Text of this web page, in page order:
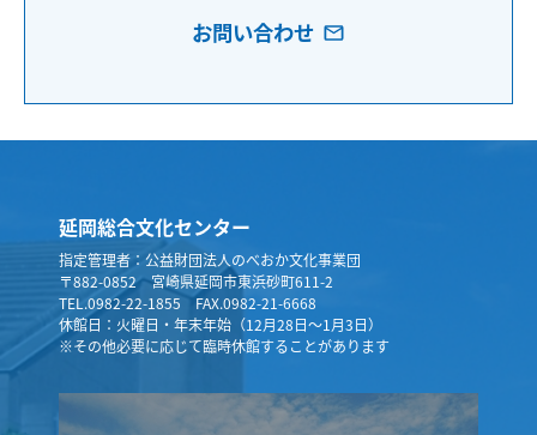
お問い合わせ
延岡総合文化センター
指定管理者：公益財団法人のべおか文化事業団
〒882-0852 宮崎県延岡市東浜砂町611-2
TEL.0982-22-1855 FAX.0982-21-6668
休館日：火曜日・年末年始（12月28日～1月3日）
※その他必要に応じて臨時休館することがあります